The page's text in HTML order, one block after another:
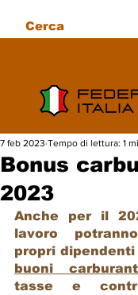
Bonus
2023
7 feb 2023 Tempo di lettura: 1
Anche per il
lavoro
propri
buoni
tasse e